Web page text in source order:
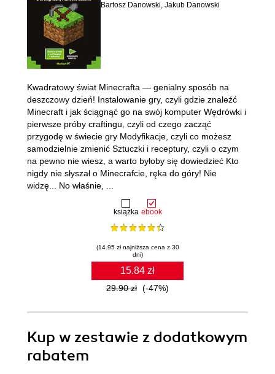
Bartosz Danowski, Jakub Danowski
książka ebook
(14.95 zł najniższa cena z 30
dni)
15.84 zł
29.90 zł (-47%)
Kwadratowy świat Minecrafta — genialny sposób na
deszczowy dzień! Instalowanie gry, czyli gdzie znaleźć
Minecraft i jak ściągnąć go na swój komputer Wędrówki i
pierwsze próby craftingu, czyli od czego zacząć
przygodę w świecie gry Modyfikacje, czyli co możesz
samodzielnie zmienić Sztuczki i receptury, czyli o czym
na pewno nie wiesz, a warto byłoby się dowiedzieć Kto
nigdy nie słyszał o Minecrafcie, ręka do góry! Nie
widzę... No właśnie, ...
Kup w zestawie z dodatkowym
rabatem